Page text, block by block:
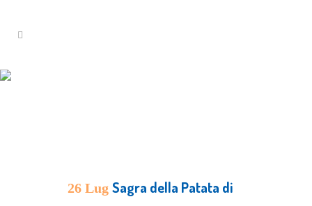
26 Lug Sagra della Patata di